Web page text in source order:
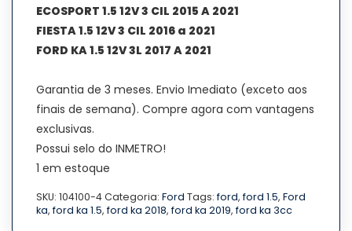
ECOSPORT 1.5 12V 3 CIL 2015 A 2021
FIESTA 1.5 12V 3 CIL 2016 a 2021
FORD KA 1.5 12V 3L 2017 A 2021
Garantia de 3 meses. Envio Imediato (exceto aos
finais de semana). Compre agora com vantagens
exclusivas.
Possui selo do INMETRO!
1 em estoque
SKU: 104100-4Categoria: Ford Tags: ford, ford 1.5, Ford
ka, ford ka 1.5, ford ka 2018, ford ka 2019, ford ka 3cc